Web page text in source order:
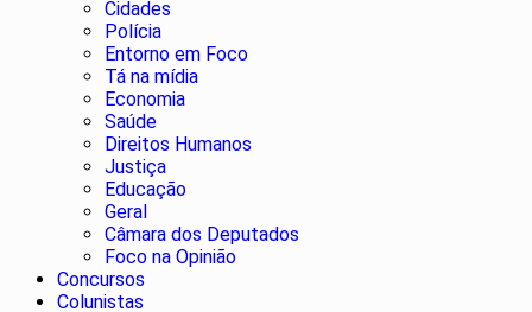
Cidades
Polícia
Entorno em Foco
Tá na mídia
Economia
Saúde
Direitos Humanos
Justiça
Educação
Geral
Câmara dos Deputados
Foco na Opinião
Concursos
Colunistas